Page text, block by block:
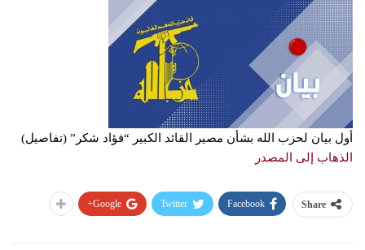
أول بيان لحزب الله بشأن مصير القائد الكبير “فؤاد شكر” (تفاصيل)
الذهاب إلى المصدر
Share
Facebook
Twitter
Google+